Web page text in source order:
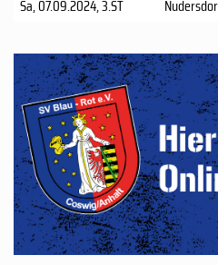
Sa, 07.09.2024, 3.ST